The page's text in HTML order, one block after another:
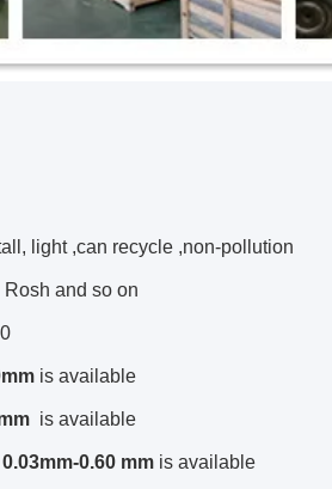
light ,can recycle ,non-pollution
and so on
is available
is available
0.03mm-0.60 mm is available